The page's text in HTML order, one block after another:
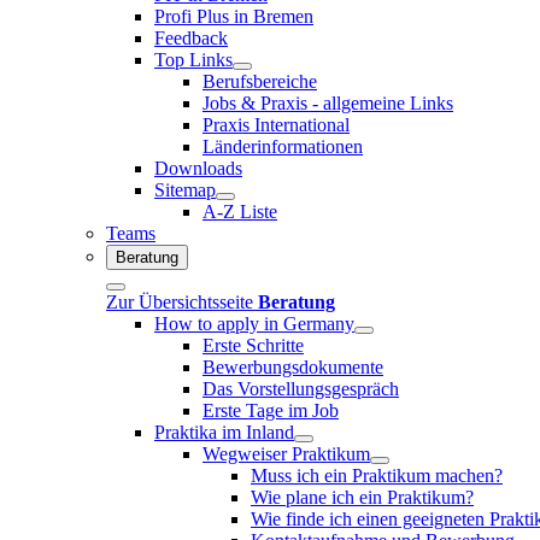
Profi Plus in Bremen
Feedback
Top Links
Berufsbereiche
Jobs & Praxis - allgemeine Links
Praxis International
Länderinformationen
Downloads
Sitemap
A-Z Liste
Teams
Beratung
Zur Übersichtsseite Beratung
How to apply in Germany
Erste Schritte
Bewerbungsdokumente
Das Vorstellungsgespräch
Erste Tage im Job
Praktika im Inland
Wegweiser Praktikum
Muss ich ein Praktikum machen?
Wie plane ich ein Praktikum?
Wie finde ich einen geeigneten